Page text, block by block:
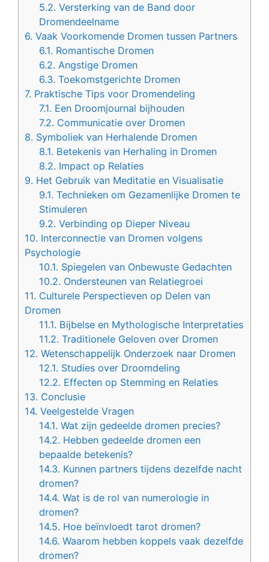
5.2. Versterking van de Band door
Dromendeelname
6. Vaak Voorkomende Dromen tussen Partners
6.1. Romantische Dromen
6.2. Angstige Dromen
6.3. Toekomstgerichte Dromen
7. Praktische Tips voor Dromendeling
7.1. Een Droomjournal bijhouden
7.2. Communicatie over Dromen
8. Symboliek van Herhalende Dromen
8.1. Betekenis van Herhaling in Dromen
8.2. Impact op Relaties
9. Het Gebruik van Meditatie en Visualisatie
9.1. Technieken om Gezamenlijke Dromen te
Stimuleren
9.2. Verbinding op Dieper Niveau
10. Interconnectie van Dromen volgens
Psychologie
10.1. Spiegelen van Onbewuste Gedachten
10.2. Ondersteunen van Relatiegroei
11. Culturele Perspectieven op Delen van
Dromen
11.1. Bijbelse en Mythologische Interpretaties
11.2. Traditionele Geloven over Dromen
12. Wetenschappelijk Onderzoek naar Dromen
12.1. Studies over Droomdeling
12.2. Effecten op Stemming en Relaties
13. Conclusie
14. Veelgestelde Vragen
14.1. Wat zijn gedeelde dromen precies?
14.2. Hebben gedeelde dromen een
bepaalde betekenis?
14.3. Kunnen partners tijdens dezelfde nacht
dromen?
14.4. Wat is de rol van numerologie in
dromen?
14.5. Hoe beïnvloedt tarot dromen?
14.6. Waarom hebben koppels vaak dezelfde
dromen?